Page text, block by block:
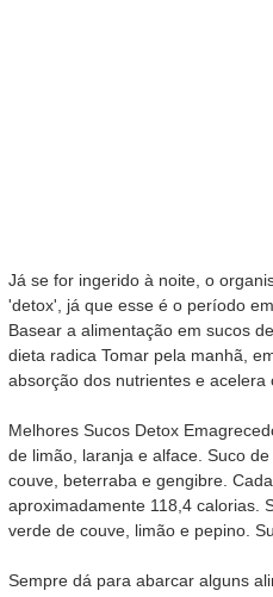
Já se for ingerido à noite, o
'detox', já que esse é o período
Basear a alimentação em sucos
dieta radica Tomar pela manhã,
absorção dos nutrientes e acelera
Melhores Sucos Detox
de limão, laranja e alface. Suco
couve, beterraba e gengibre.
aproximadamente 118,4 calorias.
verde de couve, limão e pepino.
Sempre dá para abarcar alguns